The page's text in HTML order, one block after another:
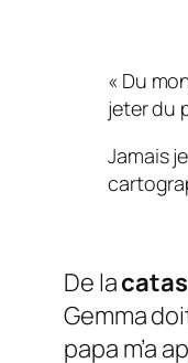
« Du
jeter du
Jamais
De la
Gemma
papa m’a